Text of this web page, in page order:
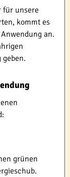
für unsere
kommt es
an.
geben.
grünen